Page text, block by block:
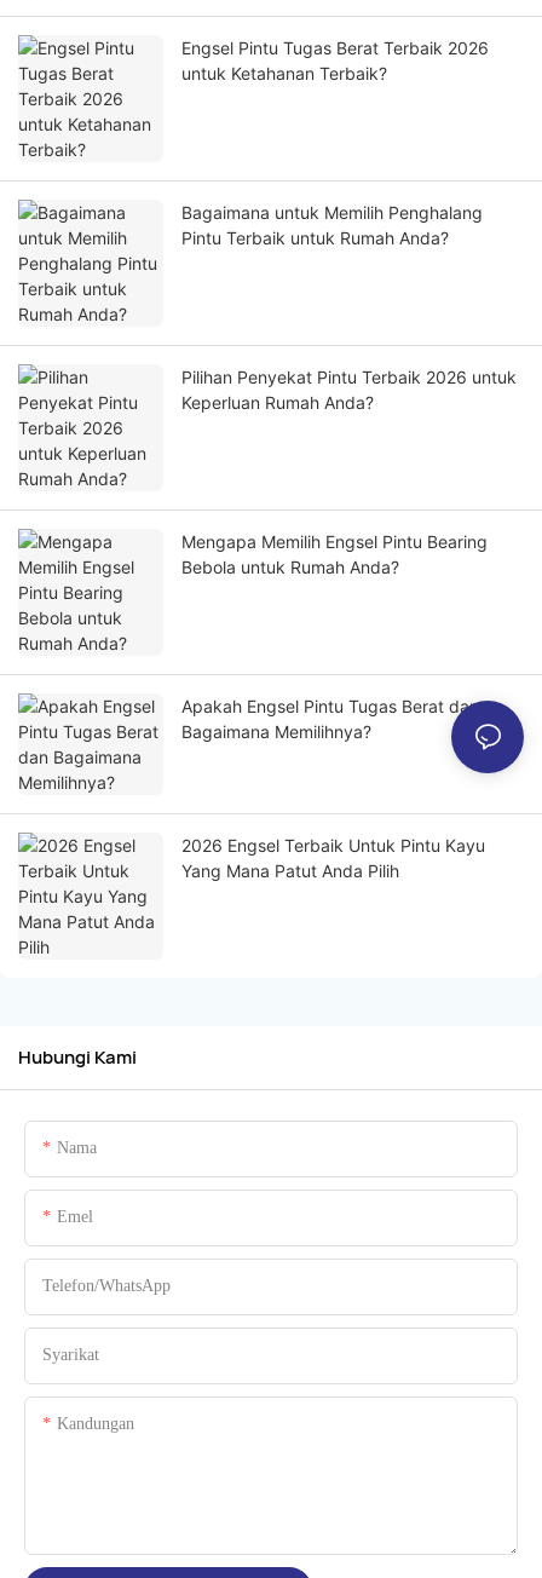
Engsel Pintu Tugas Berat Terbaik 2026
untuk Ketahanan Terbaik?
Bagaimana untuk Memilih Penghalang
Pintu Terbaik untuk Rumah Anda?
Pilihan Penyekat Pintu Terbaik 2026 untuk
Keperluan Rumah Anda?
Mengapa Memilih Engsel Pintu Bearing
Bebola untuk Rumah Anda?
Apakah Engsel Pintu Tugas Berat dan
Bagaimana Memilihnya?
2026 Engsel Terbaik Untuk Pintu Kayu
Yang Mana Patut Anda Pilih
Hubungi Kami
Nama
Emel
Telefon/whatsApp
Syarikat
Kandungan